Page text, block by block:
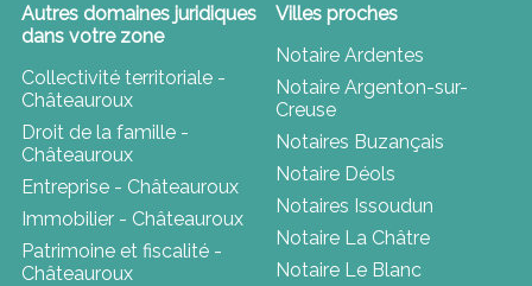
Autres domaines juridiques
dans votre zone
Collectivité territoriale -
Châteauroux
Droit de la famille -
Châteauroux
Entreprise - Châteauroux
Immobilier - Châteauroux
Patrimoine et fiscalité -
Châteauroux
Villes proches
Notaire Ardentes
Notaire Argenton-sur-
Creuse
Notaires Buzançais
Notaire Déols
Notaires Issoudun
Notaire La Châtre
Notaire Le Blanc